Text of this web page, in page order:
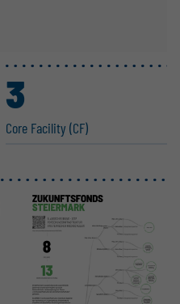
Core Facility (CF)
3